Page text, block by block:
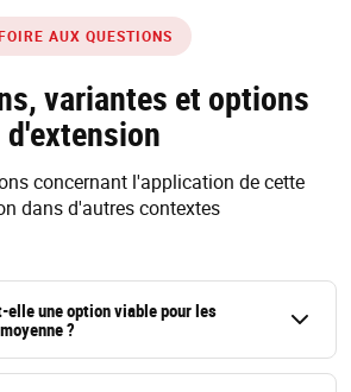
AUX QUESTIONS
variantes et options
d'extension
concernant l'application de cette
dans d'autres contextes
une option viable pour les
?